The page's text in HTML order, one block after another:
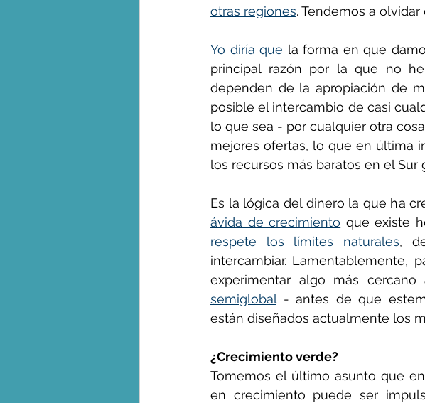
otras regiones. Tendemos a
Yo diría que la forma en que
principal razón por la que no
dependen de la apropiación de
posible el intercambio de casi
lo que sea - por cualquier otra
mejores ofertas, lo que en última
los recursos más baratos en el Sur
ávida de crecimiento
respete los límites naturales,
intercambiar. Lamentablemente,
experimentar algo más
semiglobal - antes de que
están diseñados actualmente los
¿Crecimiento verde?
Tomemos el último asunto que
en crecimiento puede ser